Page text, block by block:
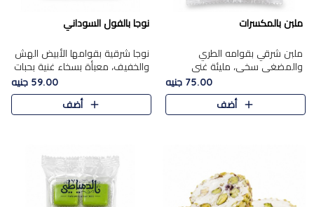
ملبن بالمكسرات
ملبن شرقي بقوامه الطري
والمضغي سخي، مليئة غني
بتشكيلة فاخرة من المكسرات
مشكلة المختارة التي تقدم تضيف
قرمشة مميزة مرضية ونكهة
75.00 جنيه
أضف
نوجا بالفول السوداني
نوجا شرقية بقوامها الأبيض الهش
والخفيف، معبأة بسخاء غنية بحبات
الفول السوداني المحمص التي
يقدم تضيف قرمشة مميزة مرضية
وتوازنًا رائعًا مع حلا..
59.00 جنيه
أضف